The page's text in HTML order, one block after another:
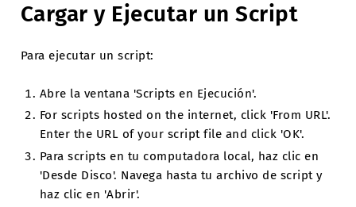
Cargar y Ejecutar un Script
Para ejecutar un script:
Abre la ventana 'Scripts en Ejecución'.
For scripts hosted on the internet, click 'From URL'.
Enter the URL of your script file and click 'OK'.
Para scripts en tu computadora local, haz clic en
'Desde Disco'. Navega hasta tu archivo de script y
haz clic en 'Abrir'.